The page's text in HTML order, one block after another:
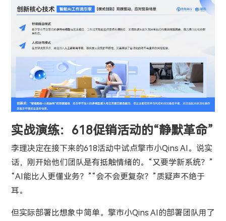
实战演练：618促销活动的“静默革命”
李理决定在接下来的618活动中试点擎市小Qins AI。说实
话，刚开始他们团队是有抵触情绪的。“又要学新系统？”
“AI能比人更懂业务？”“会不会更复杂？”质疑声不绝于
耳。
但实际部署比想象中简单。擎市小Qins AI的部署团队用了